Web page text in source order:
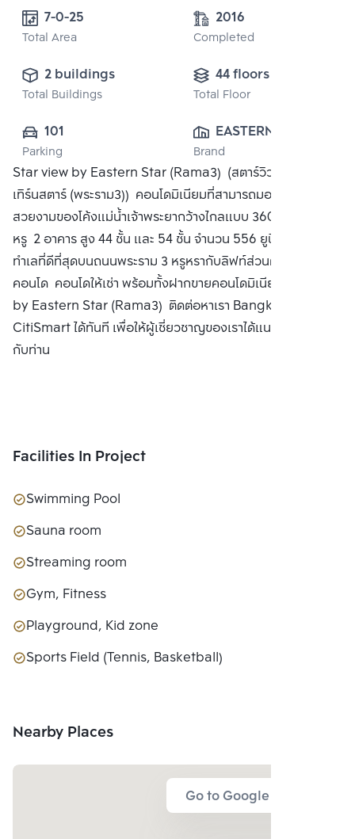
7-0-25
Total Area
2016
Completed
2 buildings
Total Buildings
44 floors
Total Floor
101
Parking
EASTERN STAR
REAL EATATE
PUBLIC CO.,
LTD.
Brand
Star view by Eastern Star (Rama3) (สตาร์วิว บาย อีส
เทิร์นสตาร์ (พระราม3)) คอนโดมิเนียมที่สามารถมองเห็นวิว
สวยงามของโค้งแม่น้ำเจ้าพระยากว้างไกลแบบ 360 องศา สวย
หรู 2 อาคาร สูง 44 ชั้น และ 54 ชั้น จำนวน 556 ยูนิต ตั้งอยู่ใน
ทำเลที่ดีที่สุดบนถนนพระราม 3 หรูหรากับลิฟท์ส่วนตัวทุกยูนิต ซื้อ
คอนโด คอนโดให้เช่า พร้อมทั้งฝากขายคอนโดมิเนียม Star view
by Eastern Star (Rama3) ติดต่อหาเรา Bangkok
CitiSmart ได้ทันที เพื่อให้ผู้เชี่ยวชาญของเราได้แนะนำคอนโดให้
กับท่าน
Facilities In Project
Swimming Pool
Sauna room
Streaming room
Gym, Fitness
Playground, Kid zone
Sports Field (Tennis, Basketball)
Nearby Places
Go to Google Map